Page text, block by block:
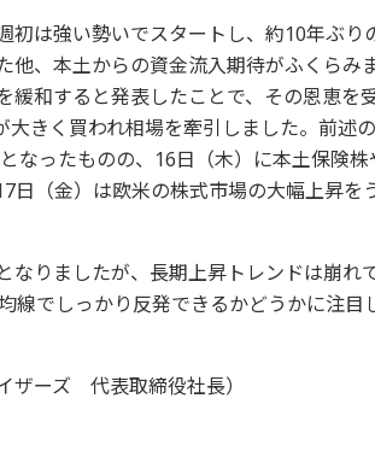
初は強い勢いでスタートし、約10年ぶり
他、本土からの資金流入期待がふくらみ
緩和すると発表したことで、その恩恵を
大きく買われ相場を牽引しました。前述
なったものの、16日（木）に本土保険
日（金）は欧米の株式市場の大幅上昇を
なりましたが、長期上昇トレンドは崩れ
線でしっかり反発できるかどうかに注目
ザーズ 代表取締役社長）